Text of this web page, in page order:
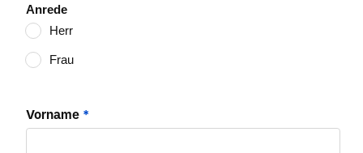
Anrede
Herr
Frau
Vorname *